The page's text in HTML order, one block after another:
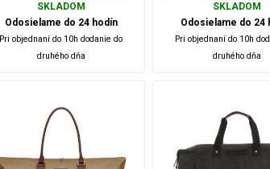
SKLADOM
Odosielame do 24 hodín
Pri objednaní do 10h dodanie do
druhého dňa
SKLADOM
Odosielame do 24
Pri objednaní do 10h
druhého dňa